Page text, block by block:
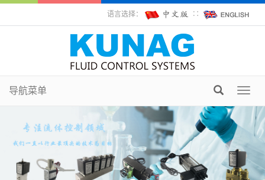
语言选择： ∷
导航菜单